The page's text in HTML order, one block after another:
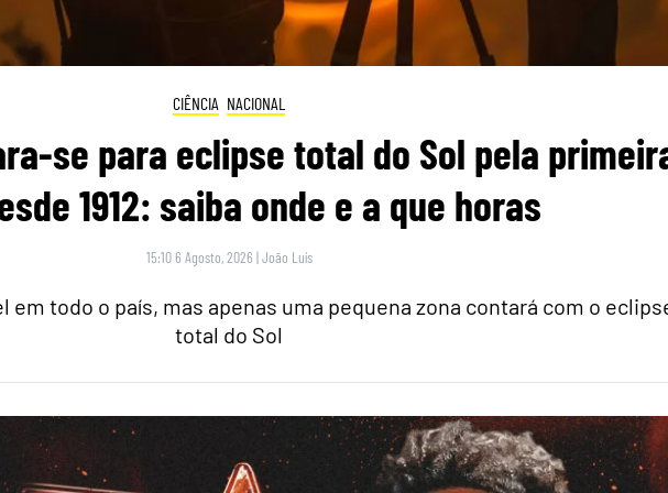
CIÊNCIA NACIONAL
se para eclipse total do Sol pela
1912: saiba onde e a que horas
15:10 6 Agosto, 2026 |João Luís
em todo o país, mas apenas uma pequena zona contará com o
total do Sol